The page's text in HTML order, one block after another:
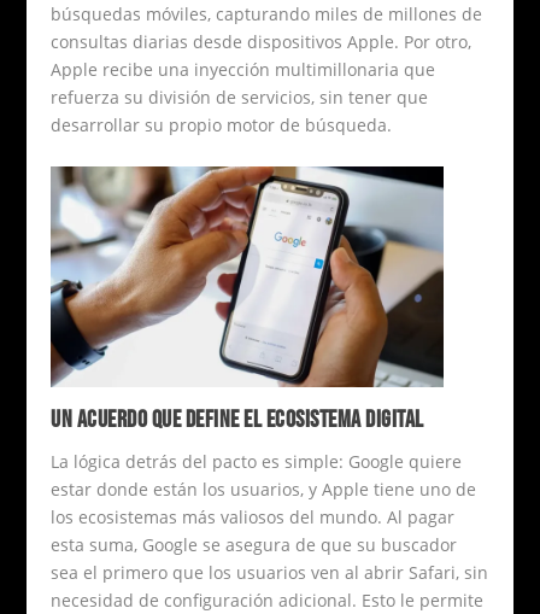
búsquedas móviles, capturando miles de millones de
consultas diarias desde dispositivos Apple. Por otro,
Apple recibe una inyección multimillonaria que
refuerza su división de servicios, sin tener que
desarrollar su propio motor de búsqueda.
UN ACUERDO QUE DEFINE EL ECOSISTEMA DIGITAL
La lógica detrás del pacto es simple: Google quiere
estar donde están los usuarios, y Apple tiene uno de
los ecosistemas más valiosos del mundo. Al pagar
esta suma, Google se asegura de que su buscador
sea el primero que los usuarios ven al abrir Safari, sin
necesidad de configuración adicional. Esto le permite